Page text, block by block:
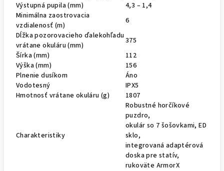
Výstupná pupila (mm)
4,3 – 1,4
Minimálna zaostrovacia
vzdialenosť (m)
6
Dĺžka pozorovacieho ďalekohľadu
vrátane okuláru (mm)
375
Šírka (mm)
112
Výška (mm)
156
Plnenie dusíkom
Áno
Vodotesný
IPX5
Hmotnosť vrátane okuláru (g)
1807
Charakteristiky
Robustné horčíkové
puzdro,
okulár so 7 šošovkami, ED
sklo,
integrovaná adaptérová
doska pre statív,
rukoväte ArmorX